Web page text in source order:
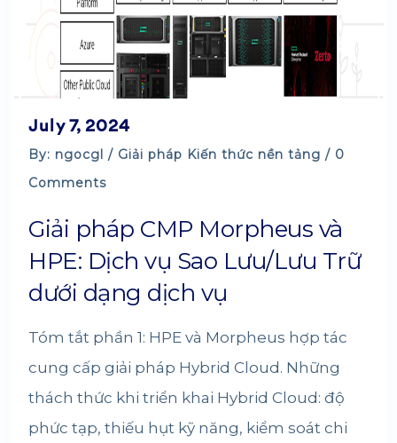
July 7, 2024
By: ngocgl / Giải pháp Kiến thức nền tảng / 0
Comments
Giải pháp CMP Morpheus và
HPE: Dịch vụ Sao Lưu/Lưu Trữ
dưới dạng dịch vụ
Tóm tắt phần 1: HPE và Morpheus hợp tác
cung cấp giải pháp Hybrid Cloud. Những
thách thức khi triển khai Hybrid Cloud: độ
phức tạp, thiếu hụt kỹ năng, kiểm soát chi